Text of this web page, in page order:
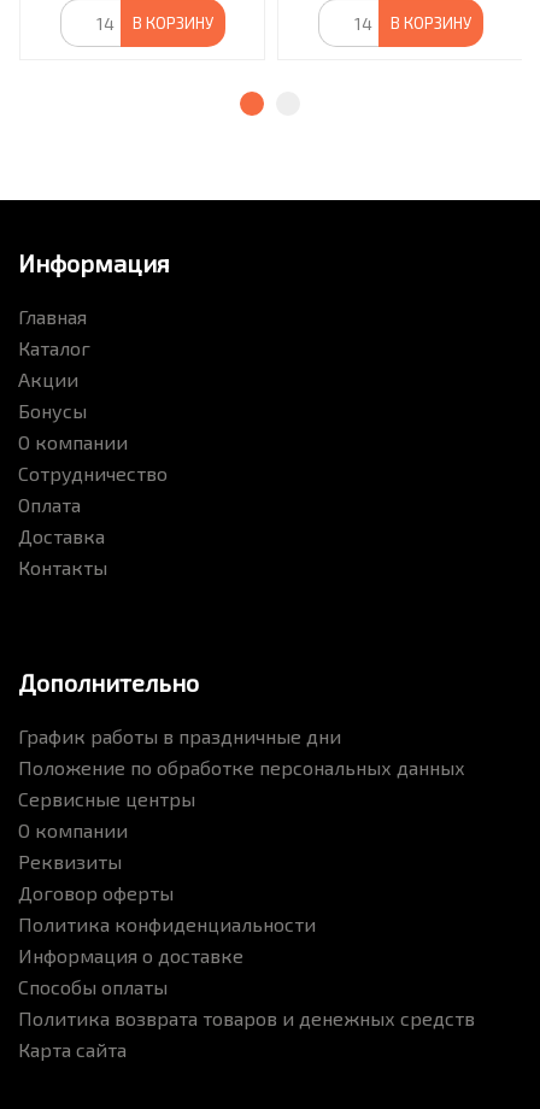
В КОРЗИНУ В КОРЗИНУ
Информация
Главная
Каталог
Акции
Бонусы
О компании
Сотрудничество
Оплата
Доставка
Контакты
Дополнительно
График работы в праздничные дни
Положение по обработке персональных данных
Сервисные центры
О компании
Реквизиты
Договор оферты
Политика конфиденциальности
Информация о доставке
Способы оплаты
Политика возврата товаров и денежных средств
Карта сайта